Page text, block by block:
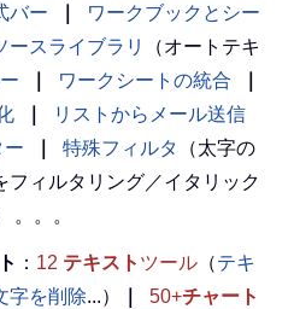
バー
ワークブックとシー
ースライブラリ
（オートテキ
ワークシートの統合
リストからメール送信
ー 特殊フィルタ
（太字の
フィルタリング／イタリック
。。。
： 12 テキスト ツール （テキ
字を削除...） 50+チャート